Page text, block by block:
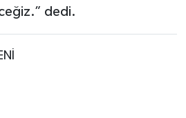
dedi.